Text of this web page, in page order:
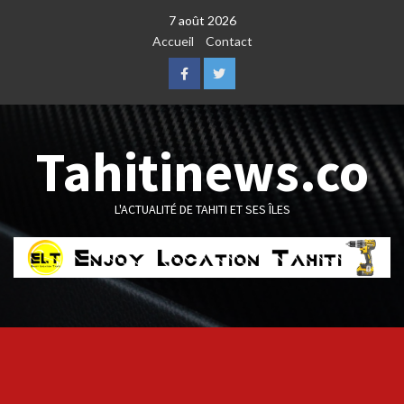
7 août 2026
Accueil
Contact
FacebookTwitter
Tahitinews.co
L'ACTUALITÉ DE TAHITI ET SES ÎLES